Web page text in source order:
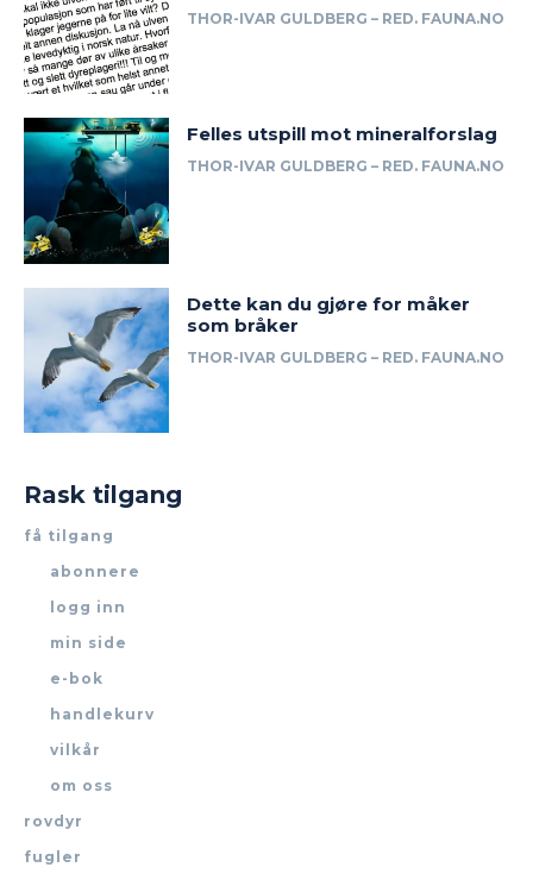
THOR-IVAR GULDBERG – RED. FAUNA.NO
Felles utspill mot mineralforslag
THOR-IVAR GULDBERG – RED. FAUNA.NO
Dette kan du gjøre for måker
som bråker
THOR-IVAR GULDBERG – RED. FAUNA.NO
Rask tilgang
få tilgang
abonnere
logg inn
min side
e-bok
handlekurv
vilkår
om oss
rovdyr
fugler